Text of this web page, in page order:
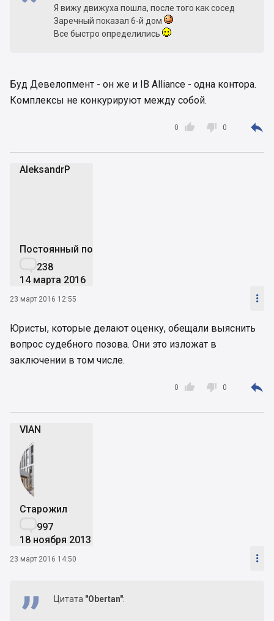
Я вижу движуха пошла, после того как сосед
Заречный показал 6-й дом
Все быстро определились
Буд Девелопмент - он же и IB Alliance - одна контора.
Комплексы не конкурируют между собой.

0  0 
AleksandrP
Постоянный пользователь
238
14 марта 2016
23 март 2016 12:55 
Юристы, которые делают оценку, обещали выяснить
вопрос судебного позова. Они это изложат в
заключении в том числе.

0  0 
VIAN
Старожил
997
18 ноября 2013
23 март 2016 14:50 
Цитата "Obertan":